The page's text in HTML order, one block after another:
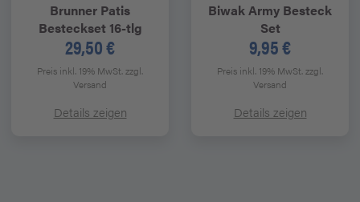
Brunner Patis
Besteckset 16-tlg
29,50 €
Preis inkl. 19% MwSt.zzgl.
Versand
Details zeigen
Biwak Army Besteck
Set
9,95 €
Preis inkl. 19% MwSt.zzgl.
Versand
Details zeigen